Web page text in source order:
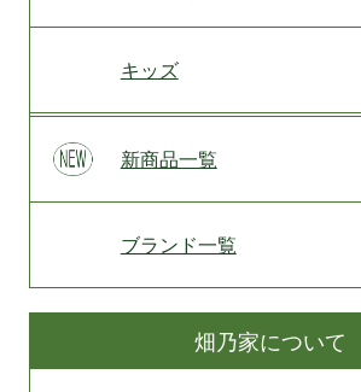
キッズ
新商品一覧
ブランド一覧
畑乃家について